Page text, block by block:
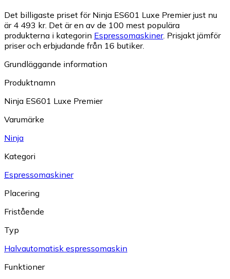
Det billigaste priset för Ninja ES601 Luxe Premier just nu
är 4 493 kr. Det är en av de 100 mest populära
produkterna i kategorin Espressomaskiner. Prisjakt jämför
priser och erbjudande från 16 butiker.
Grundläggande information
Produktnamn
Ninja ES601 Luxe Premier
Varumärke
Ninja
Kategori
Espressomaskiner
Placering
Fristående
Typ
Halvautomatisk espressomaskin
Funktioner